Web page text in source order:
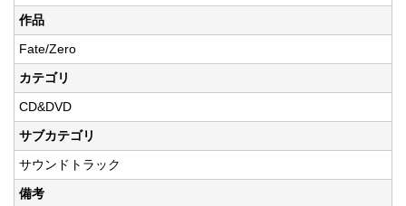
作品
Fate/Zero
カテゴリ
CD&DVD
サブカテゴリ
サウンドトラック
備考